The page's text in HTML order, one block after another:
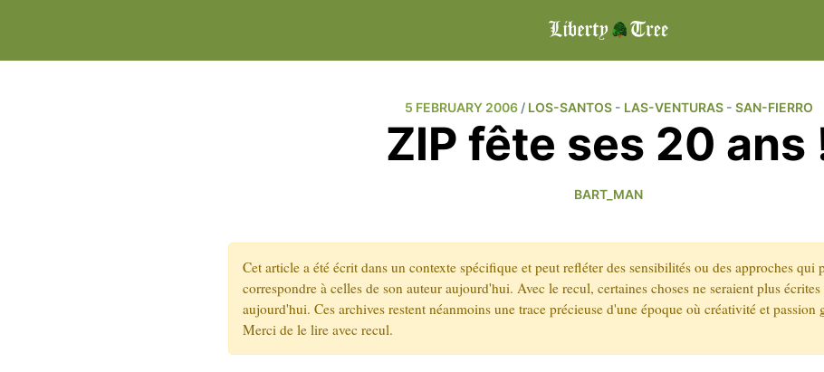
5 FEBRUARY 2006/ LOS-SANTOS- LAS-VENTURAS- SAN-FIERRO
ZIP fête ses 20 ans
BART_MAN
Cet article a été écrit dans un contexte spécifique et peut refléter des sensibilités ou des approches qui
correspondre à celles de son auteur aujourd'hui. Avec le recul, certaines choses ne seraient plus
aujourd'hui. Ces archives restent néanmoins une trace précieuse d'une époque où créativité et passion
Merci de le lire avec recul.